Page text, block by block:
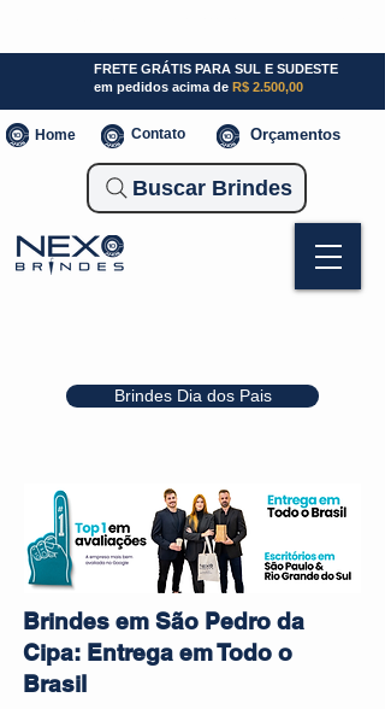
Brindes Dia dos Pais
FRETE GRÁTIS PARA SUL E SUDESTE
em pedidos acima de R$ 2.500,00
Home Contato Orçamentos
Buscar Brindes
Brindes em São Pedro da
Cipa: Entrega em Todo o
Brasil